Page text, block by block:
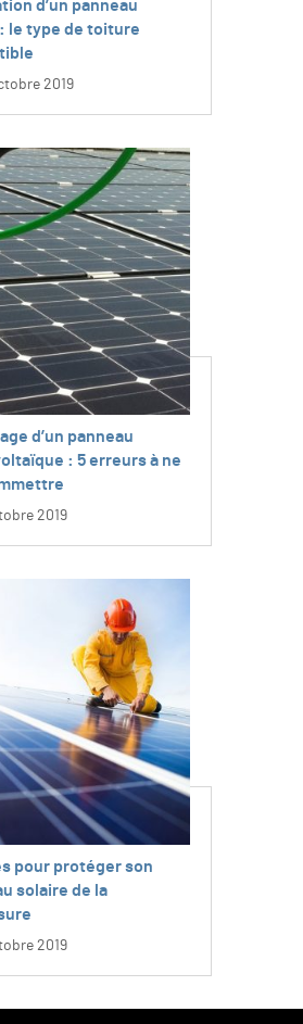
d’un panneau
le type de toiture
2019
d’un panneau
: 5 erreurs à ne
2019
pour protéger son
solaire de la
2019